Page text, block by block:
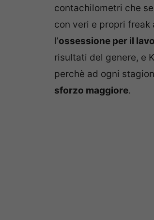
contachilometri che
con veri e propri freak
l’ossessione per il
risultati del genere, e
perchè ad ogni
sforzo maggiore.